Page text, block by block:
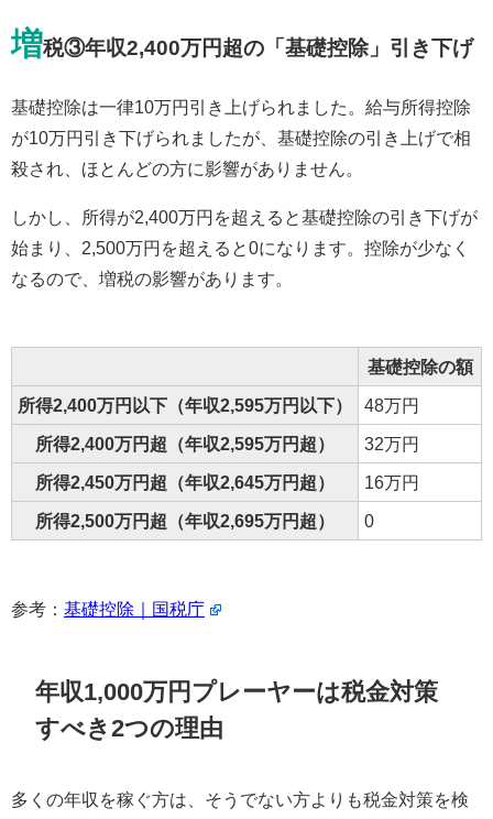
増税③年収2,400万円超の「基礎控除」引き下げ
基礎控除は一律10万円引き上げられました。給与所得控除
が10万円引き下げられましたが、基礎控除の引き上げで相
殺され、ほとんどの方に影響がありません。
しかし、所得が2,400万円を超えると基礎控除の引き下げが
始まり、2,500万円を超えると0になります。控除が少なく
なるので、増税の影響があります。
基礎控除の額
所得2,400万円以下（年収2,595万円以下） 48万円
所得2,400万円超（年収2,595万円超） 32万円
所得2,450万円超（年収2,645万円超） 16万円
所得2,500万円超（年収2,695万円超） 0
参考： 基礎控除｜国税庁
年収1,000万円プレーヤーは税金対策
すべき2つの理由
多くの年収を稼ぐ方は、そうでない方よりも税金対策を検